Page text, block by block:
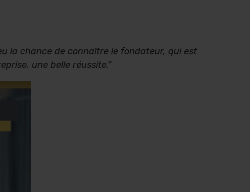
eu la chance de connaître le fondateur, qui est
une belle réussite.”